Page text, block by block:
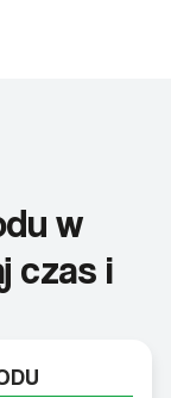
w
czas i